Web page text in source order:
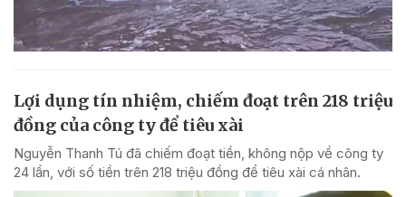
Lợi dụng tín nhiệm, chiếm đoạt trên 218 triệu
đồng của công ty để tiêu xài
Nguyễn Thanh Tú đã chiếm đoạt tiền, không nộp về công ty
24 lần, với số tiền trên 218 triệu đồng để tiêu xài cá nhân.